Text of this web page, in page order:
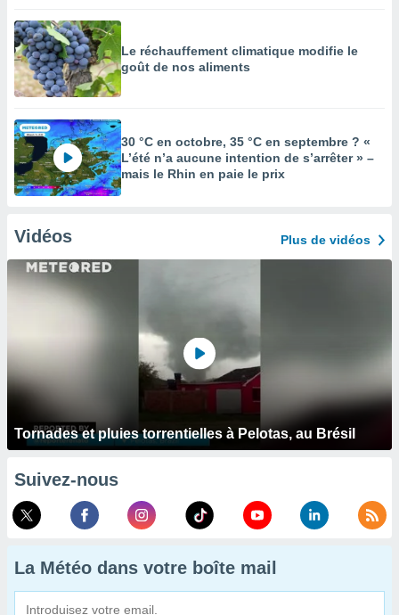
Le réchauffement climatique modifie le
goût de nos aliments
30 °C en octobre, 35 °C en septembre ? «
L’été n’a aucune intention de s’arrêter » –
mais le Rhin en paie le prix
Vidéos Plus de vidéos
Tornades et pluies torrentielles à Pelotas, au Brésil
Suivez-nous
La Météo dans votre boîte mail